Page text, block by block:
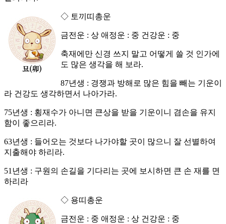
◇ 토끼띠총운
금전운 : 상 애정운 : 중 건강운 : 중
축재에만 신경 쓰지 말고 어떻게 쓸 것 인가에
도 많은 생각을 해 보라.
87년생 : 경쟁과 방해로 많은 힘을 빼는 기운이
라 건강도 생각하면서 나아가라.
75년생 : 횡재수가 아니면 큰상을 받을 기운이니 겸손을 유지
함이 좋으리라.
63년생 : 들어오는 것보다 나가야할 곳이 많으니 잘 선별하여
지출해야 하리라.
51년생 : 구원의 손길을 기다리는 곳에 보시하면 큰 손 재를 면
하리라
◇ 용띠총운
금전운 : 중 애정운 : 상 건강운 : 중